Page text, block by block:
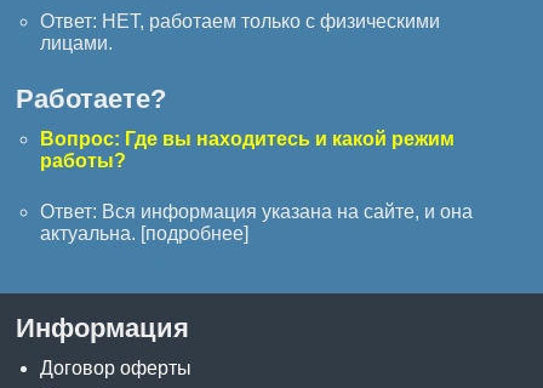
Ответ: НЕТ, работаем только с физическими
лицами.
Работаете?
Вопрос: Где вы находитесь и какой режим
работы?
Ответ: Вся информация указана на сайте, и она
актуальна. [подробнее]
Информация
Договор оферты